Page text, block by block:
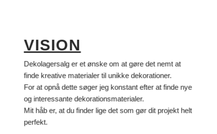
VISION
Dekolagersalg er et ønske om at gøre det nemt at
finde kreative materialer til unikke dekorationer.
For at opnå dette søger jeg konstant efter at finde nye
og interessante dekorationsmaterialer.
Mit håb er, at du finder lige det som gør dit projekt helt
perfekt.